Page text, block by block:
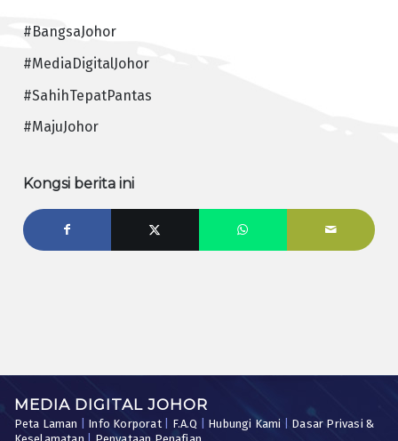
#BangsaJohor
#MediaDigitalJohor
#SahihTepatPantas
#MajuJohor
Kongsi berita ini
MEDIA DIGITAL JOHOR
Peta Laman Info Korporat| F.A.Q Hubungi Kami
Dasar Privasi &